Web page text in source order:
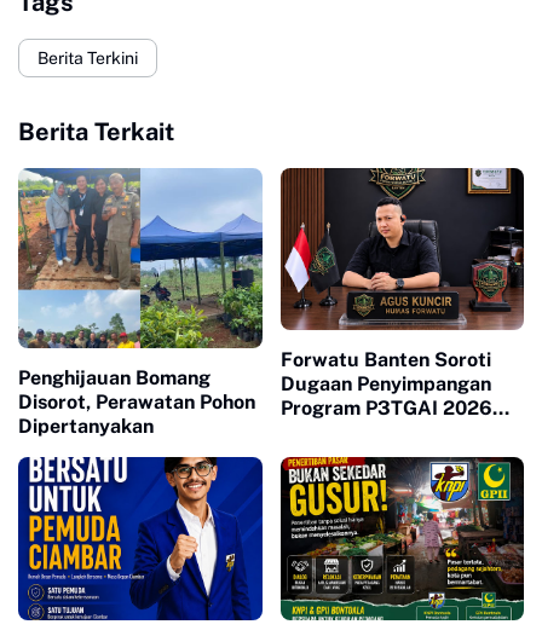
Berita Terkini
Berita Terkait
Penghijauan Bomang
Disorot, Perawatan Pohon
Dipertanyakan
Forwatu Banten Soroti
Dugaan Penyimpangan
Program P3TGAI 2026